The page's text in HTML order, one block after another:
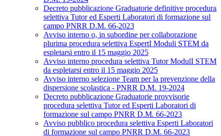
Decreto pubblicazione Graduatorie definitive procedura
selettiva Tutor ed Esperti Laboratori di formazione sul
campo PNRR D.M. 66-2023
Avviso interno o, in subordine per collaborazione
plurima procedura selettiva EspertI Moduli STEM da
espletarsi entro il 15 maggio 2025
Avviso interno procedura selettiva Tutor ModulI STEM
da espletarsi entro il 15 maggio 2025
Avviso interno selezione Team per la prevenzione della
dispersione scolastica - PNRR D.M. 19-2024
Decreto pubblicazione Graduatorie provvisorie
procedura selettiva Tutor ed Esperti Laboratori di
formazione sul campo PNRR D.M. 66-2023
Avviso pubblico procedura selettiva Esperti Laboratori
di formazione sul campo PNRR D.M. 66-2023